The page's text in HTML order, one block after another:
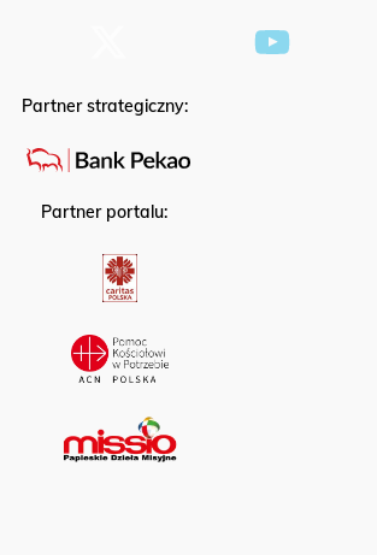
Partner strategiczny:
Partner portalu: